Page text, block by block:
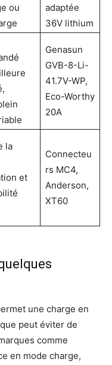
ou
adaptée
36V lithium
Genasun
GVB-8-Li-
41.7V-WP,
Eco-Worthy
20A
la
et
Connecteu
rs MC4,
Anderson,
XT60
une charge en
peut éviter de
comme
en mode charge,